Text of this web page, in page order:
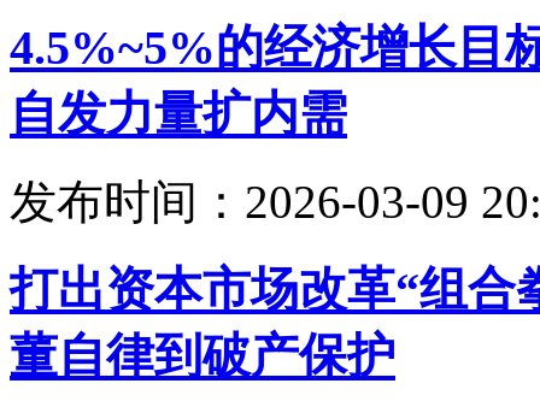
4.5%~5%的经济增长目
自发力量扩内需
发布时间：2026-03-09
打出资本市场改革“组合
董自律到破产保护